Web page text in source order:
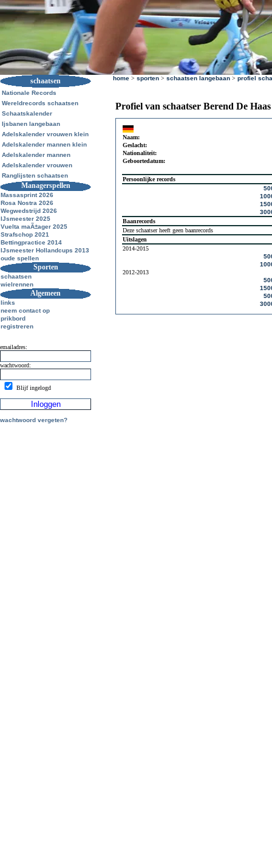
schaatsen
Nationale Records
Wereldrecords schaatsen
Schaatskalender
Ijsbanen langebaan
Adelskalender vrouwen klein
Adelskalender mannen klein
Adelskalender mannen
Adelskalender vrouwen
Ranglijsten schaatsen
Managerspellen
Massasprint 2026
Rosa Nostra 2026
Wegwedstrijd 2026
IJsmeester 2025
Vuelta maÃ±ager 2025
Strafschop 2021
Bettingpractice 2014
IJsmeester Hollandcups 2013
oude spellen
Sporten
schaatsen
wielrennen
Algemeen
links
neem contact op
prikbord
registreren
emailadres:
wachtwoord:
Blijf ingelogd
wachtwoord vergeten?
home > sporten > schaatsen langebaan > profiel
Profiel van schaatser Berend De Haas
Naam:
Geslacht:
Nationaliteit:
Geboortedatum:
Persoonlijke records
Baanrecords
Deze schaatser heeft geen baanrecords
Uitslagen
2014-2015
2012-2013